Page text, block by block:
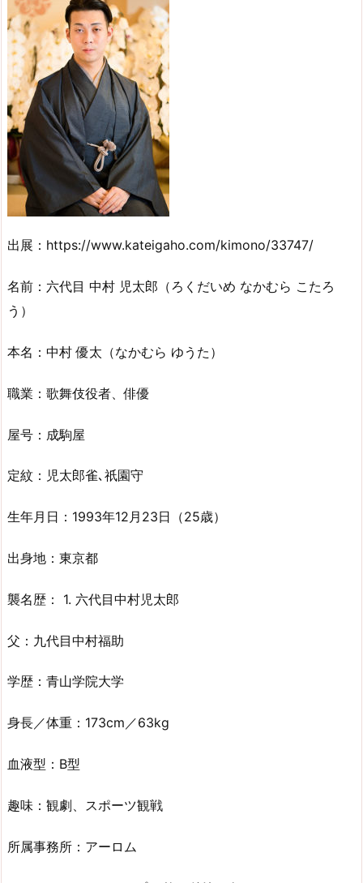
出展：https://www.kateigaho.com/kimono/33747/
名前：六代目 中村 児太郎（ろくだいめ なかむら こたろ
う）
本名：中村 優太（なかむら ゆうた）
職業：歌舞伎役者、俳優
屋号：成駒屋
定紋：児太郎雀､祇園守
生年月日：1993年12月23日（25歳）
出身地：東京都
襲名歴： 1. 六代目中村児太郎
父：九代目中村福助
学歴：青山学院大学
身長／体重：173cm／63kg
血液型：B型
趣味：観劇、スポーツ観戦
所属事務所：アーロム